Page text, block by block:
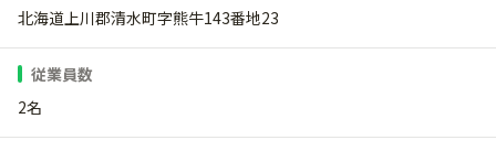
北海道上川郡清水町字熊牛143番地23
従業員数
2名